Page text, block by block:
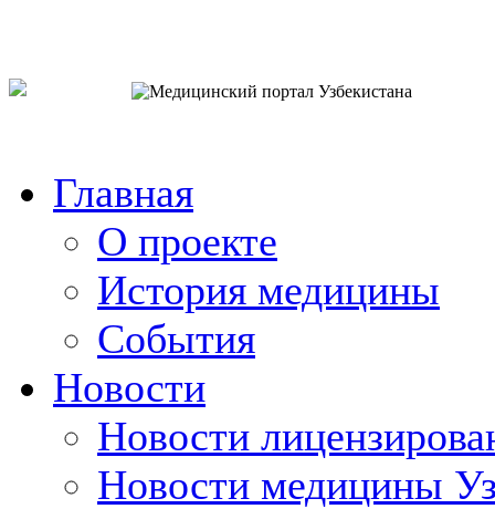
Главная
О проекте
История медицины
События
Новости
Новости
Новости медицины